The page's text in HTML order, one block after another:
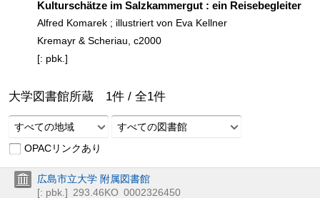
Kulturschätze im Salzkammergut : ein Reisebegleiter
Alfred Komarek ; illustriert von Eva Kellner
Kremayr & Scheriau, c2000
[: pbk.]
大学図書館所蔵 1件 / 全1件
すべての地域
すべての図書館
OPACリンクあり
広島市立大学 附属図書館
[: pbk.] 293.46KO 0002326450